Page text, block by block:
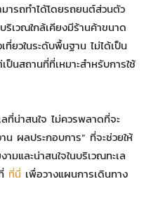
ารถทำได้โดยรถยนต์ส่วนตัว
เวณใกล้เคียงมีร้านค้าขนาด
ที่ยวในระดับพื้นฐาน ไม่ได้เป็น
นสถานที่ที่เหมาะสำหรับการใช้
ที่น่าสนใจ ไม่ควรพลาดที่จะ
น ผลประกอบการ” ที่จะช่วยให้
และน่าสนใจในบริเวณทะเล
ที่นี่ เพื่อวางแผนการเดินทาง